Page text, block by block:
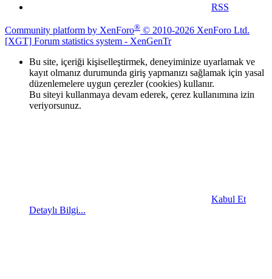
RSS
Community platform by XenForo® © 2010-2026 XenForo Ltd.
[XGT] Forum statistics system - XenGenTr
Bu site, içeriği kişiselleştirmek, deneyiminize uyarlamak ve
kayıt olmanız durumunda giriş yapmanızı sağlamak için yasal
düzenlemelere uygun çerezler (cookies) kullanır.
Bu siteyi kullanmaya devam ederek, çerez kullanımına izin
veriyorsunuz.
Kabul Et
Detaylı Bilgi...